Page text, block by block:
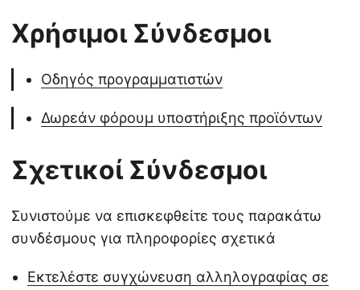
Χρήσιμοι Σύνδεσμοι
Οδηγός προγραμματιστών
Δωρεάν φόρουμ υποστήριξης προϊόντων
Σχετικοί Σύνδεσμοι
Συνιστούμε να επισκεφθείτε τους παρακάτω
συνδέσμους για πληροφορίες σχετικά
Εκτελέστε συγχώνευση αλληλογραφίας σε